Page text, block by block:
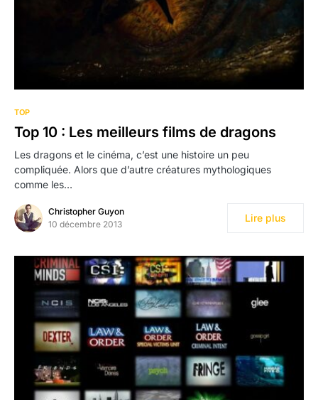
TOP
Top 10 : Les meilleurs films de dragons
Les dragons et le cinéma, c’est une histoire un peu
compliquée. Alors que d’autre créatures mythologiques
comme les…
Christopher Guyon
10 décembre 2013
Lire plus